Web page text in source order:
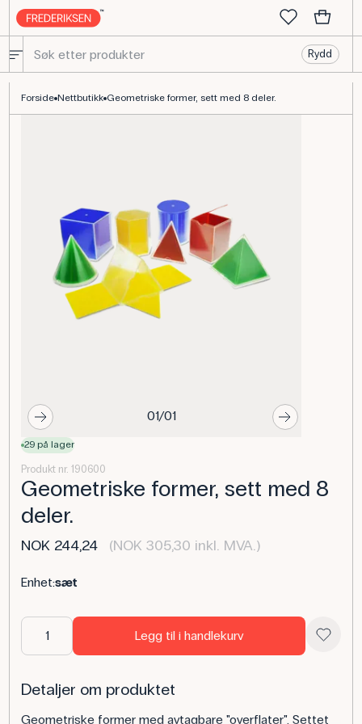
Rydd
Forside Nettbutikk Geometriske former, sett med 8 deler.
01/01
29 på lager
Produkt nr. 190600
Geometriske former, sett med 8
deler.
NOK 244,24 (NOK 305,30 inkl. MVA.)
Enhet:sæt
Legg til i handlekurv
Detaljer om produktet
Geometriske former med avtagbare "overflater". Settet